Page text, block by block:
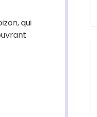
qui